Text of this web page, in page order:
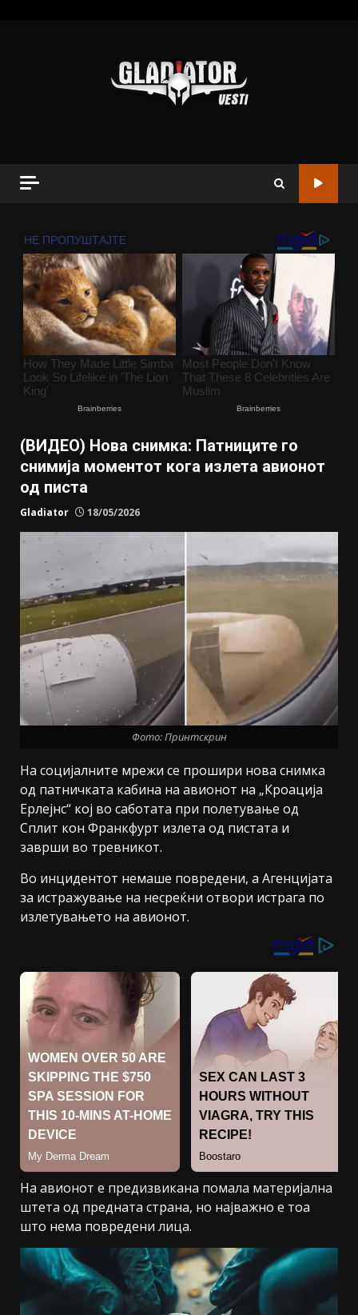
(ВИДЕО) Нова снимка: Патниците го
снимија моментот кога излета авионот
од писта
Gladiator 18/05/2026
Фото: Принтскрин
На социјалните мрежи се прошири нова снимка
од патничката кабина на авионот на „Кроација
Ерлејнс“ кој во саботата при полетување од
Сплит кон Франкфурт излета од пистата и
заврши во тревникот.
Во инцидентот немаше повредени, а Агенцијата
за истражување на несреќни отвори истрага по
излетувањето на авионот.
На авионот е предизвикана помала материјална
штета од предната страна, но најважно е тоа
што нема повредени лица.